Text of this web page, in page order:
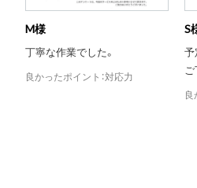
S様
予定時間通りに工事して頂き、
ご丁寧な説明を受けました。